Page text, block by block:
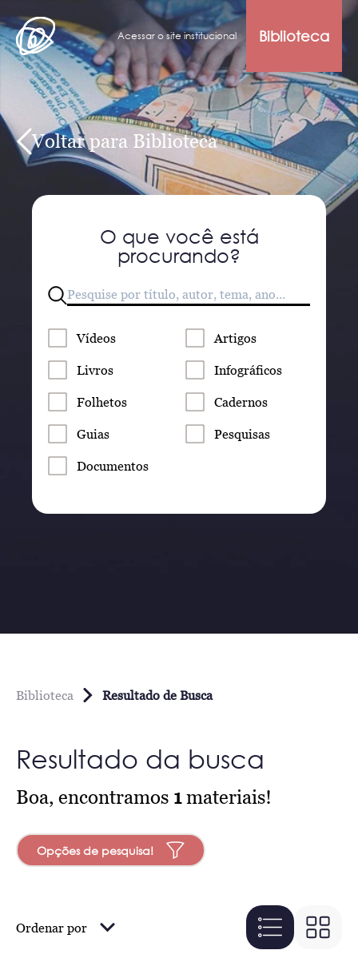
Acessar o site institucional Biblioteca
Voltar para Biblioteca
O que você está
procurando?
Vídeos Artigos
Livros Infográficos
Folhetos Cadernos
Guias Pesquisas
Documentos
Biblioteca Resultado de Busca
Resultado da busca
Boa, encontramos 1materiais!
Opções de pesquisa!
Ordenar por